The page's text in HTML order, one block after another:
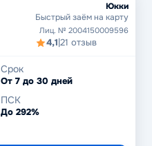
Юкки
Быстрый заём на карту
Лиц. № 2004150009596
4,1|21 отзыв
Срок
От 7 до 30 дней
ПСК
До 292%